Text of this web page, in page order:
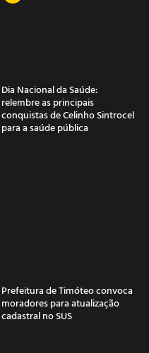
Dia Nacional da Saúde:
relembre as principais
conquistas de Celinho Sintrocel
para a saúde pública
Prefeitura de Timóteo convoca
moradores para atualização
cadastral no SUS